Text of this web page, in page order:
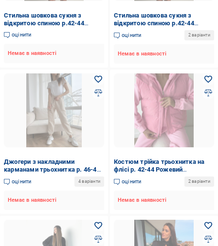
Стильна шовкова сукня з
відкритою спиною р.42-44
Бордовий (Мод.525.6)
оцінити
Немає в наявності
Стильна шовкова сукня з
відкритою спиною р.42-44
Мокко (Мод.525.2)
оцінити 2 варіанти
Немає в наявності
Джогери з накладними
карманами трьохнитка р. 46-48
Бежевий (21969712)
оцінити 4 варіанти
Немає в наявності
Костюм трійка трьохнитка на
флісі р. 42-44 Рожевий
(21968385)
оцінити 2 варіанти
Немає в наявності